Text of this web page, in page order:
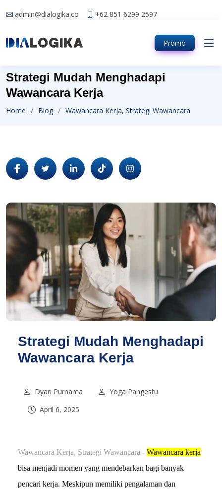
admin@dialogika.co +62 851 6299 2597
Promo
Strategi Mudah Menghadapi
Wawancara Kerja
Home Blog Wawancara Kerja, Strategi Wawancara
Strategi Mudah Menghadapi
Wawancara Kerja
Dyan Purnama
Yoga Pangestu
April 6, 2025
Wawancara Kerja, Strategi Wawancara - Wawancara kerja
bisa menjadi momen yang mendebarkan bagi banyak
pencari kerja. Meskipun memiliki pengalaman dan